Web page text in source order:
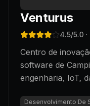
Venturus
4.5/5.0
Centro de
software de
engenharia, IoT,
Desenvolvimento De